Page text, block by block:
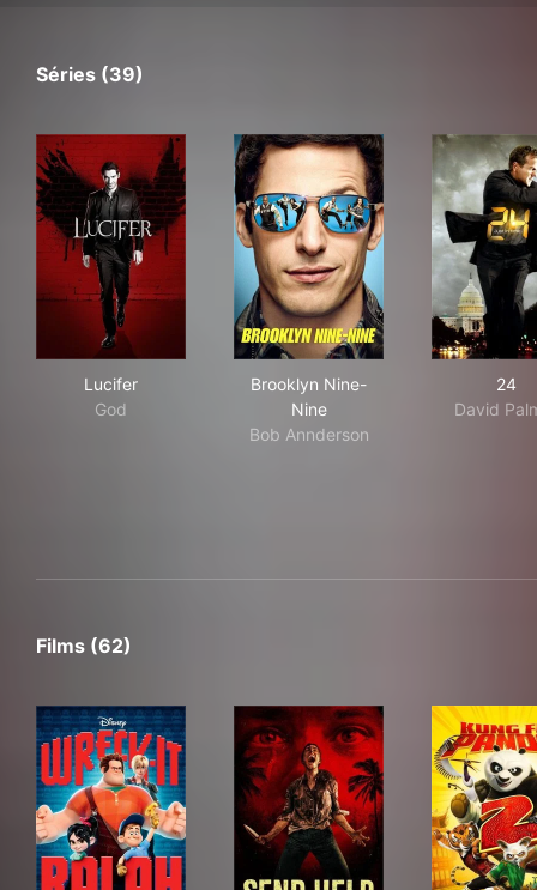
Séries (39)
Lucifer
God
Brooklyn Nine-
Nine
Bob Annderson
24
David
Films (62)